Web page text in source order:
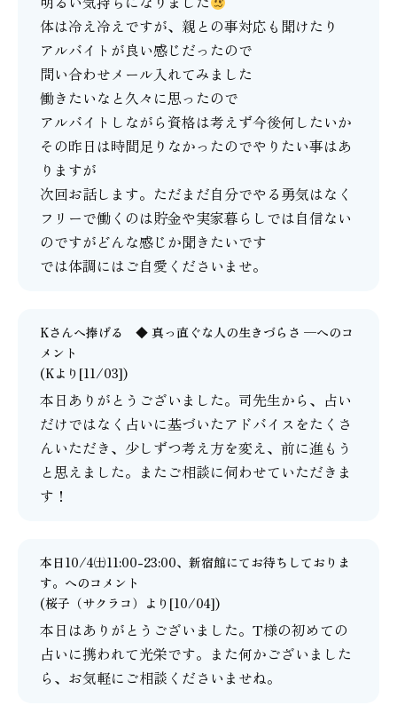
体は冷え冷えですが、親との事対応も聞けたり
アルバイトが良い感じだったので
問い合わせメール入れてみました
働きたいなと久々に思ったので
アルバイトしながら資格は考えず今後何したいか
その昨日は時間足りなかったのでやりたい事はあ
りますが
次回お話します。ただまだ自分でやる勇気はなく
フリーで働くのは貯金や実家暮らしでは自信ない
のですがどんな感じか聞きたいです
では体調にはご自愛くださいませ。
Kさんへ捧げる ◆ 真っ直ぐな人の生きづらさ ─へのコ
メント
(Kより[11/03])
本日ありがとうございました。司先生から、占い
だけではなく占いに基づいたアドバイスをたくさ
んいただき、少しずつ考え方を変え、前に進もう
と思えました。またご相談に伺わせていただきま
す！
本日10/4㈯11:00-23:00、新宿館にてお待ちしておりま
す。 へのコメント
(桜子（サクラコ） より[10/04])
本日はありがとうございました。T様の初めての
占いに携われて光栄です。また何かございました
ら、お気軽にご相談くださいませね。